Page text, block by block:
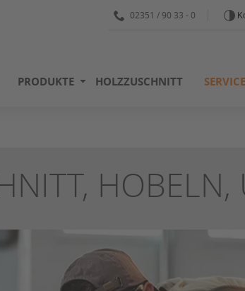
02351 / 90 33 - 0
PRODUKTE HOLZZUSCHNITT